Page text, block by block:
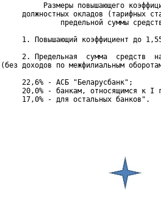
Размеры повышающего
должностных окладов (тарифных
предельной суммы
1. Повышающий коэффициент до
2. Предельная  сумма  средств
(без доходов по межфилиальным
     22,6% - АСБ "Беларусбанк";
20,0% - банкам, относящимся к I
     17,0% - для остальных банков".